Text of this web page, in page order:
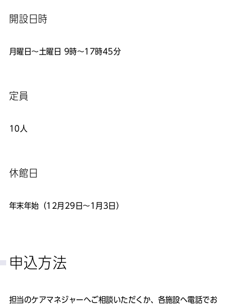
開設日時
月曜日～土曜日 9時～17時45分
定員
10人
休館日
年末年始（12月29日～1月3日）
申込方法
担当のケアマネジャーへご相談いただくか、各施設へ電話でお